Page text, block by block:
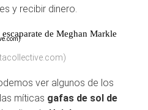
y recibir dinero.
de Meghan Markle
ver algunos de los
míticas gafas de sol de